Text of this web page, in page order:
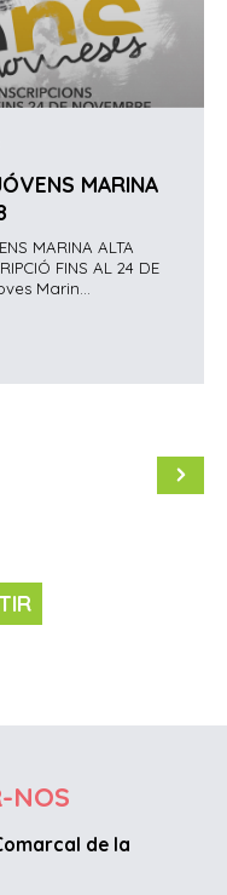
MARINA
MARINA ALTA
FINS AL 24 DE
Marin...
NOS
de la